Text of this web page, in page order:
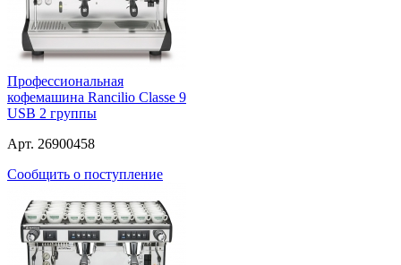
Профессиональная
кофемашина Rancilio Classe 9
USB 2 группы
Арт. 26900458
Сообщить о поступление